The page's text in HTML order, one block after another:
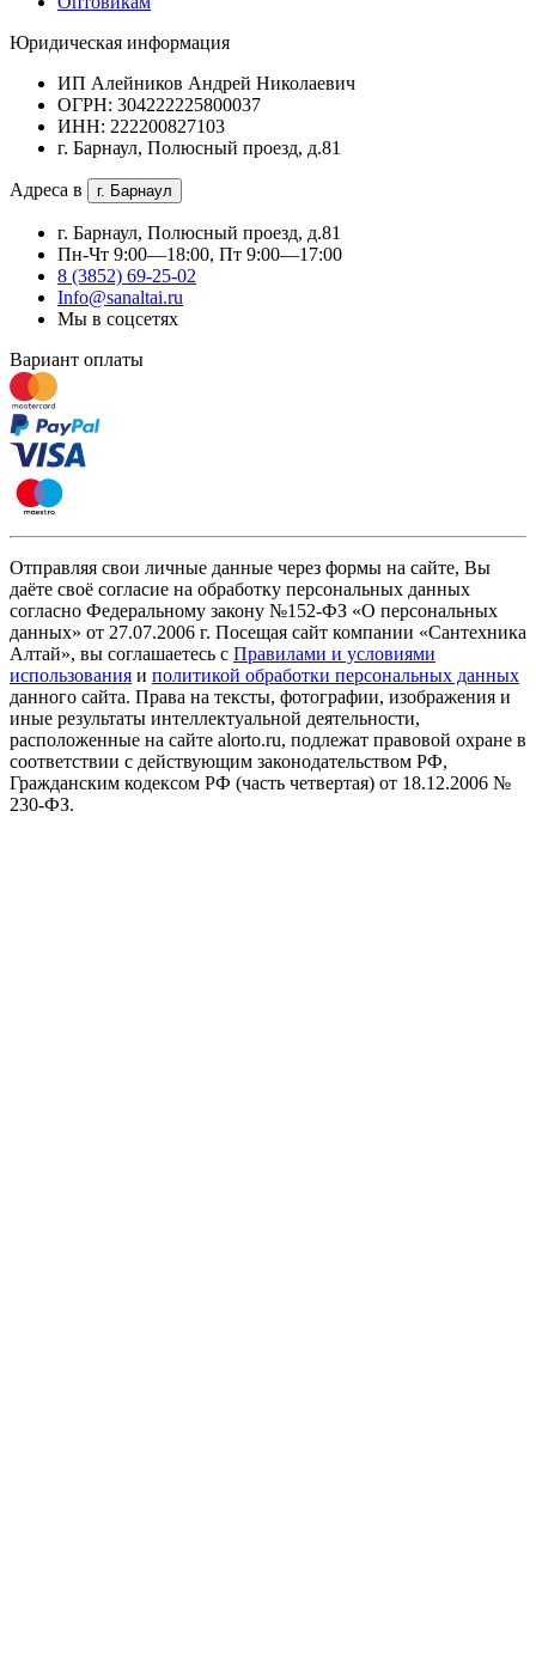
Юридическая информация
ИП Алейников Андрей Николаевич
ОГРН: 304222225800037
ИНН: 222200827103
г. Барнаул, Полюсный проезд, д.81
Адреса в г. Барнаул
г. Барнаул, Полюсный проезд, д.81
Пн-Чт 9:00—18:00, Пт 9:00—17:00
8 (3852) 69-25-02
Info@sanaltai.ru
Мы в соцсетях
Вариант оплаты
Отправляя свои личные данные через формы на сайте, Вы
даёте своё согласие на обработку персональных данных
согласно Федеральному закону №152-ФЗ «О персональных
данных» от 27.07.2006 г. Посещая сайт компании «Cантехника
Алтай», вы соглашаетесь с Правилами и условиями
использования и политикой обработки персональных данных
данного сайта. Права на тексты, фотографии, изображения и
иные результаты интеллектуальной деятельности,
расположенные на сайте alorto.ru, подлежат правовой охране в
соответствии с действующим законодательством РФ,
Гражданским кодексом РФ (часть четвертая) от 18.12.2006 №
230-ФЗ.